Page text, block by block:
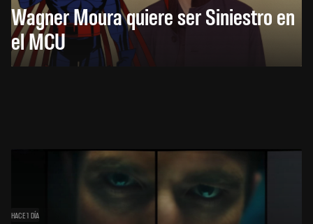
Wagner Moura quiere ser Siniestro en
el MCU
HACE 1 DÍA